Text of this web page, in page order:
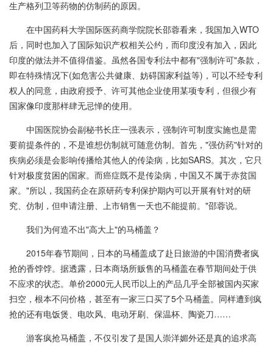
生产格列卫等药物的仿制药的原因。
在中国药科大学国际医药商学院院长邵蓉看来，我国加入WTO
后，同时也加入了国际知识产权相关公约，而印度没有加入，因此
印度的做法并不值得借鉴。虽然各国专利法中都有"强制许可"条款，
即在特殊情况下(如危害公共健康、妨碍国家利益等)，可以不经专利
权人的同意，由政府授予、许可其他企业使用某项专利，但很少有
国家像印度那样肆无忌惮的使用。
中国医院协会副秘书长庄一强表示，强制许可制度实施也是需
要前提条件的，不是谁想仿制就可随意仿制。首先，"强仿药"针对的
疾病必须是会影响传播给其他人的传染病，比如SARS。其次，它只
针对极度贫困的国家。而癌症既不是传染病，中国又不属于赤贫国
家。"所以，我国药企在原研药专利保护期内可以开展有针对的研
究、仿制，但申请注册、上市销售一天也不能提前。"邵蓉说。
我们为何造不出"高大上"的马桶盖？
2015年春节期间，日本的马桶盖成了赴日旅游的中国消费者疯
抢的香饽饽。据透露，日本商场所贩售的马桶盖在春节期间处于供
不应求的状态。单价2000元人民币以上的产品几乎全部被国内买家
扫空，根本不问价格，甚至有一家三口买了5个马桶盖。同样遭到疯
抢的还有电饭煲、电吹风、电动牙刷、保温杯、陶瓷刀……
游客疯抢马桶盖，不仅引发了是国人崇洋媚外还是真的追求高